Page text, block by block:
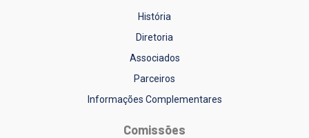
História
Diretoria
Associados
Parceiros
Informações Complementares
Comissões